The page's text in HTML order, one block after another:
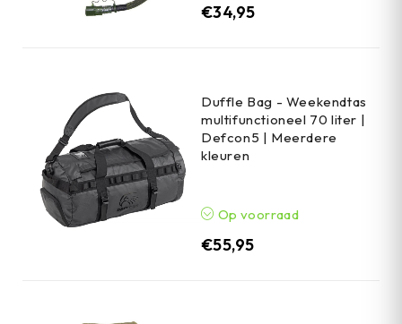
€34,95
Duffle Bag - Weekendtas
multifunctioneel 70 liter |
Defcon5 | Meerdere
kleuren
Op voorraad
€55,95